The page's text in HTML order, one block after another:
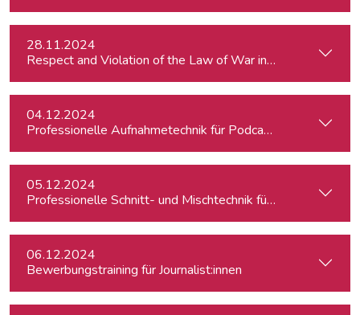
28.11.2024
Respect and Violation of the Law of War in Ukraine and
04.12.2024
Professionelle Aufnahmetechnik für Podcasts
05.12.2024
Professionelle Schnitt- und Mischtechnik für Podcasts
06.12.2024
Bewerbungstraining für Journalist:innen